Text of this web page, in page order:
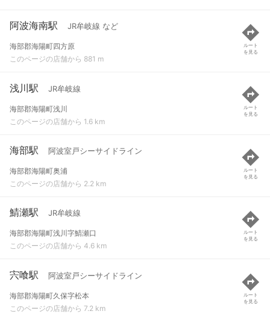
阿波海南駅 JR牟岐線 など
海部郡海陽町四方原
このページの店舗から 881 m
ルート
を見る
浅川駅 JR牟岐線
海部郡海陽町浅川
このページの店舗から 1.6 km
ルート
を見る
海部駅 阿波室戸シーサイドライン
海部郡海陽町奥浦
このページの店舗から 2.2 km
ルート
を見る
鯖瀬駅 JR牟岐線
海部郡海陽町浅川字鯖瀬口
このページの店舗から 4.6 km
ルート
を見る
宍喰駅 阿波室戸シーサイドライン
海部郡海陽町久保字松本
このページの店舗から 7.2 km
ルート
を見る